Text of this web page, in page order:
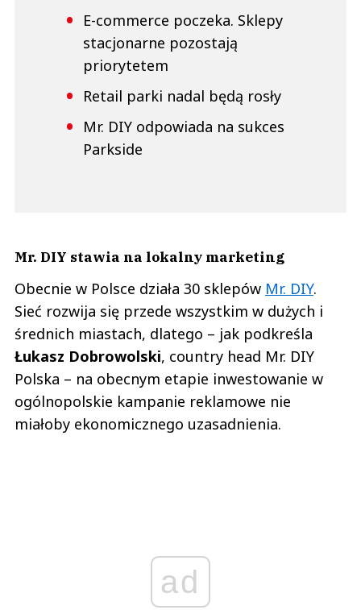
E-commerce poczeka. Sklepy
stacjonarne pozostają
priorytetem
Retail parki nadal będą rosły
Mr. DIY odpowiada na sukces
Parkside
Mr. DIY stawia na lokalny marketing
Obecnie w Polsce działa 30 sklepów Mr. DIY.
Sieć rozwija się przede wszystkim w dużych i
średnich miastach, dlatego – jak podkreśla
Łukasz Dobrowolski, country head Mr. DIY
Polska – na obecnym etapie inwestowanie w
ogólnopolskie kampanie reklamowe nie
miałoby ekonomicznego uzasadnienia.
ad